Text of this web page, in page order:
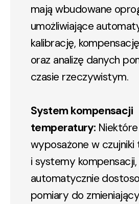
mają wbudowane
umożliwiające
kalibrację,
oraz analizę danych
czasie rzeczywistym.
System kompensacji
temperatury:
wyposażone w
i systemy
automatycznie
pomiary do